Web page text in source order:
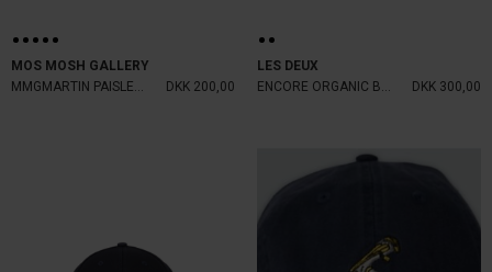
MOS MOSH GALLERY
MMGMARTIN PAISLEY NECKERCHEIF
DKK 200,00
LES DEUX
ENCORE ORGANIC BASEBALL CAP
DKK 300,00